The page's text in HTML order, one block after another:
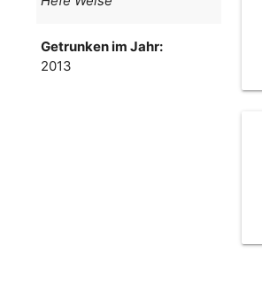
Getrunken im Jahr:
2013